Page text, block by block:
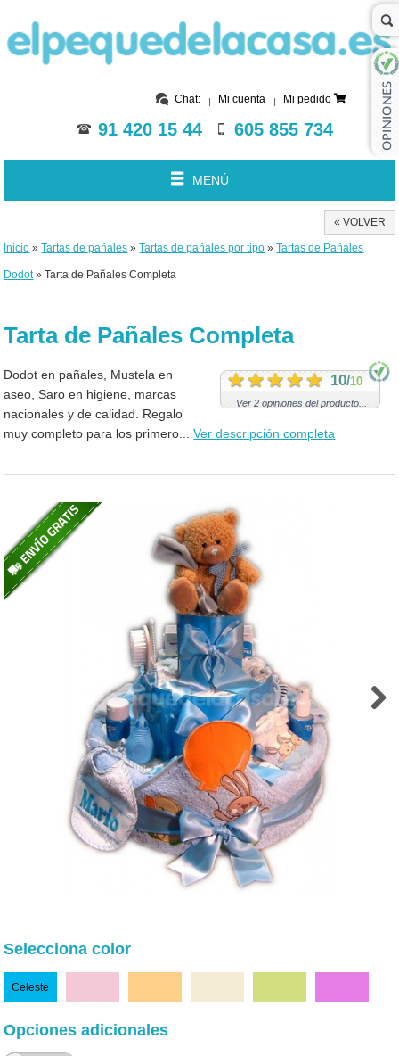
Chat: Mi cuenta Mi pedido
91 420 15 44 605 855 734
MENÚ
« VOLVER
Inicio »Tartas de pañales »Tartas de pañales por tipo »Tartas de Pañales
Dodot» Tarta de Pañales Completa
Tarta de Pañales Completa
10/10
Ver 2 opiniones del producto...
Dodot en pañales, Mustela en
aseo, Saro en higiene, marcas
nacionales y de calidad. Regalo
muy completo para los primero...
Ver descripción completa
Selecciona color
Celeste
Opciones adicionales